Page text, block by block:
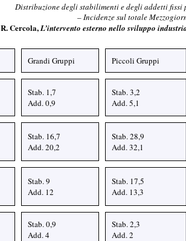
Distribuzione degli stabilimenti e degli addetti
–Incidenze sul totale
R. Cercola,L’intervento esterno nello sviluppo
Grandi Gruppi Piccoli Gruppi
Stab. 1,7
Add. 0,9
Stab. 3,2
Add. 5,1
Stab. 16,7
Add. 20,2
Stab. 28,9
Add. 32,1
Stab. 9
Add. 12
Stab. 17,5
Add. 13,3
Stab. 0,9
Add. 4
Stab. 2,3
Add. 2